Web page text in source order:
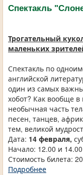
Спектакль
Трогательный
маленьких
Спектакль по
английской
один из самых
хобот? Как вообще в
необычная часть
песен, танцев,
тем, великой
Дата: 14 февраля,
Начало: 12.00 и 14.00
Стоимость билета:
Подробнее